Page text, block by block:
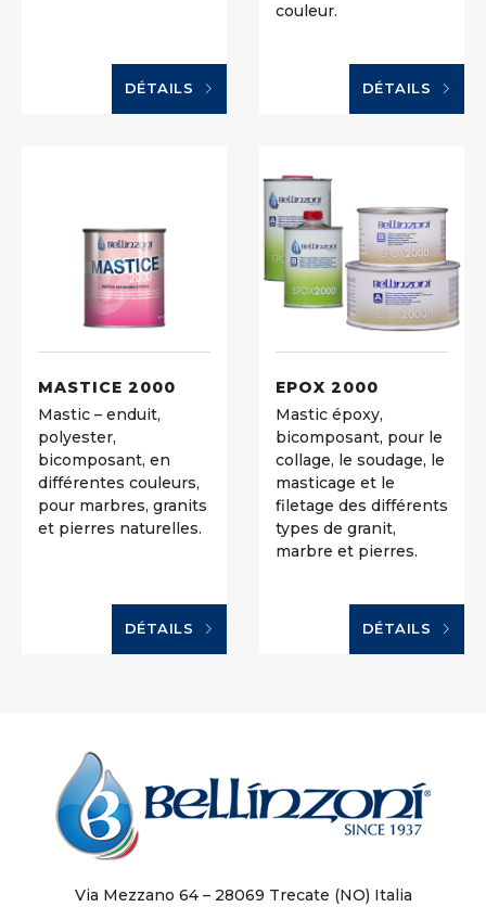
DÉTAILS
couleur.
DÉTAILS
MASTICE 2000
Mastic – enduit,
polyester,
bicomposant, en
différentes couleurs,
pour marbres, granits
et pierres naturelles.
DÉTAILS
EPOX 2000
Mastic époxy,
bicomposant, pour le
collage, le soudage, le
masticage et le
filetage des différents
types de granit,
marbre et pierres.
DÉTAILS
Via Mezzano 64 – 28069 Trecate (NO) Italia